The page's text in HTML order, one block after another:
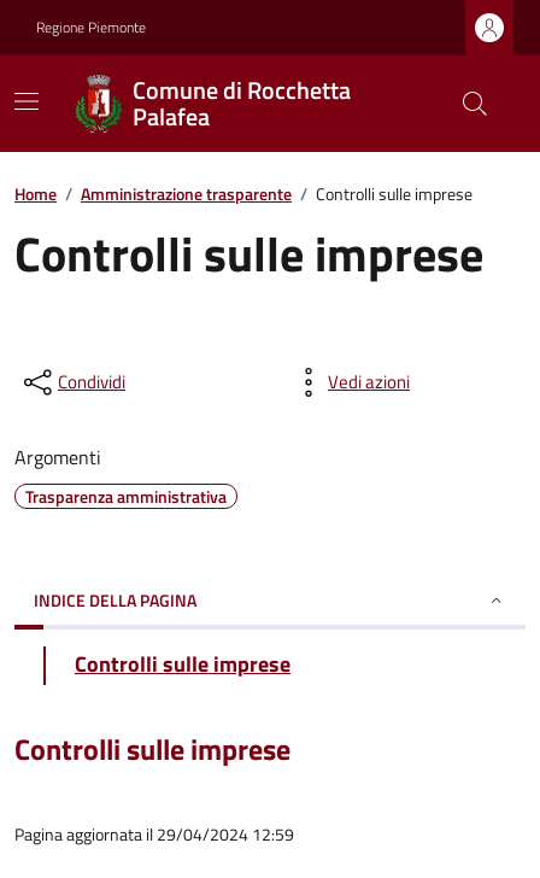
Regione Piemonte
Comune di Rocchetta
Palafea
Home / Amministrazione trasparente / Controlli sulle imprese
Controlli sulle imprese
Condividi Vedi azioni
Argomenti
Trasparenza amministrativa
INDICE DELLA PAGINA
Controlli sulle imprese
Controlli sulle imprese
Pagina aggiornata il 29/04/2024 12:59